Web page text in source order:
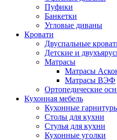
Пуфики
Банкетки
Угловые диваны
Кровати
Двуспальные
Детские и
Матрасы
Матрасы
Матрасы ВЭФ
Ортопедические
Кухонная мебель
Кухонные
Столы для кухни
Стулья для кухни
Кухонные уголки